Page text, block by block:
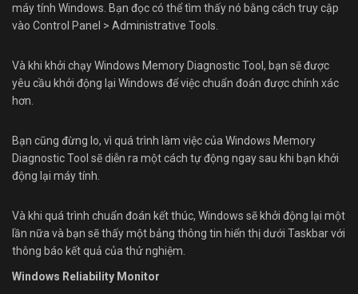
máy tính Windows. Bạn đọc có thể tìm thấy nó bằng cách truy cập
vào Control Panel > Administrative Tools.
Và khi khởi chạy Windows Memory Diagnostic Tool, bạn sẽ được
yêu cầu khởi động lại Windows để việc chuẩn đoán được chính xác
hơn.
Bạn cũng đừng lo, vì quá trình làm việc của Windows Memory
Diagnostic Tool sẽ diễn ra một cách tự động ngay sau khi bạn khởi
động lại máy tính.
Và khi quá trình chuẩn đoán kết thúc, Windows sẽ khởi động lại một
lần nữa và bạn sẽ thấy một bảng thông tin hiển thị dưới Taskbar với
thông báo kết quả của thử nghiệm.
Windows Reliability Monitor